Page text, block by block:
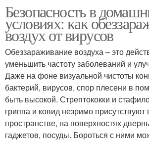
Безопасность в
условиях: как
воздух от вирусов
Обеззараживание воздуха – это
уменьшить частоту заболеваний и
Даже на фоне визуальной чистоты
бактерий, вирусов, спор плесени в
быть высокой. Стрептококки и
гриппа и ковид незримо
пространстве, на поверхностях
гаджетов, посуды. Бороться с ними